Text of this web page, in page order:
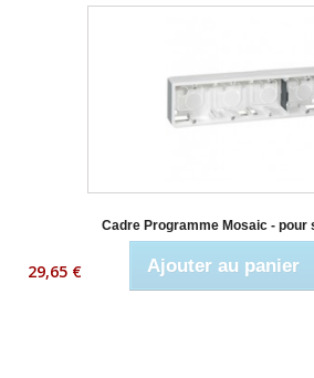
Cadre Programme Mosaic - pour
29,65 € Ajouter au panier